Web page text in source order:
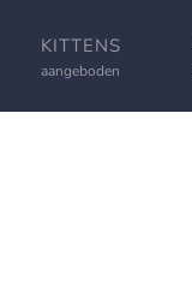
KITTENS
aangeboden